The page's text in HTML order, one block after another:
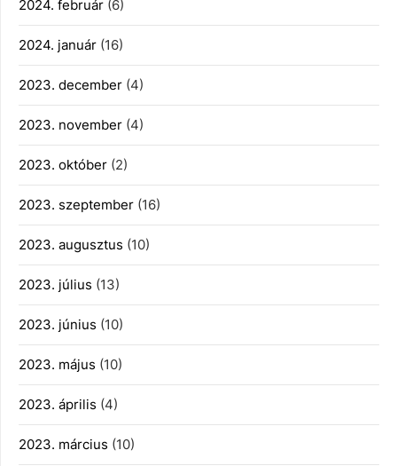
2024. február (6)
2024. január (16)
2023. december (4)
2023. november (4)
2023. október (2)
2023. szeptember (16)
2023. augusztus (10)
2023. július (13)
2023. június (10)
2023. május (10)
2023. április (4)
2023. március (10)